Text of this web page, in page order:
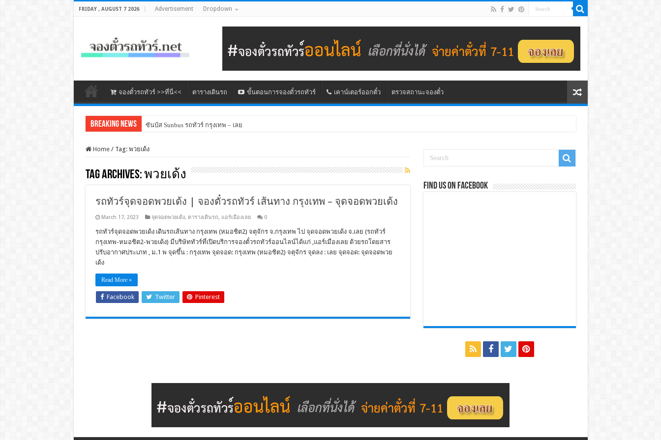
FRIDAY , AUGUST 7 2026 Advertisement Dropdown
จองตั๋วรถทัวร์ >>ที่นี่<< ตารางเดินรถ ขั้นตอนการจองตั๋วรถทัวร์ เคาน์เตอร์ออกตั๋ว ตรวจสถานะจองตั๋ว
Breaking News ซันบัส Sunbus รถทัวร์ กรุงเทพ – เลย
Home / Tag: พวยเด้ง
Tag Archives:พวยเด้ง
รถทัวร์จุดจอดพวยเด้ง | จองตั๋วรถทัวร์ เส้นทาง กรุงเทพ – จุดจอดพวยเด้ง
March 17, 2023 จุดจอดพวยเด้ง, ตารางเดินรถ, แอร์เมืองเลย 0
รถทัวร์จุดจอดพวยเด้ง เดินรถเส้นทาง กรุงเทพ (หมอชิต2) จตุจักร จ.กรุงเทพ ไป จุดจอดพวยเด้ง จ.เลย (รถทัวร์
กรุงเทพ-หมอชิต2-พวยเด้ง) มีบริษัททัวร์ที่เปิดบริการจองตั๋วรถทัวร์ออนไลน์ได้แก่ ,แอร์เมืองเลย ด้วยรถโดยสาร
ปรับอากาศประเภท , ม.1 พ จุดขึ้น : กรุงเทพ จุดจอด: กรุงเทพ (หมอชิต2) จตุจักร จุดลง : เลย จุดจอด: จุดจอดพวย
เด้ง
Read More »
Facebook Twitter Pinterest
Find us on Facebook